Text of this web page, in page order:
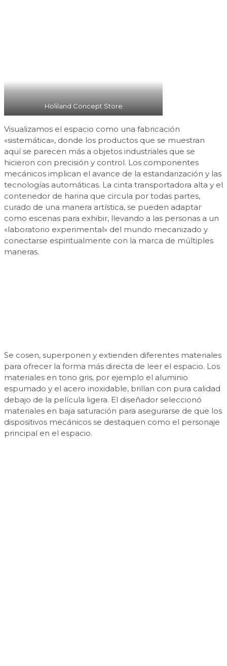
Holiland Concept Store
Visualizamos el espacio como una fabricación
«sistemática», donde los productos que se muestran
aquí se parecen más a objetos industriales que se
hicieron con precisión y control. Los componentes
mecánicos implican el avance de la estandarización y las
tecnologías automáticas. La cinta transportadora alta y el
contenedor de harina que circula por todas partes,
curado de una manera artística, se pueden adaptar
como escenas para exhibir, llevando a las personas a un
«laboratorio experimental» del mundo mecanizado y
conectarse espiritualmente con la marca de múltiples
maneras.
Se cosen, superponen y extienden diferentes materiales
para ofrecer la forma más directa de leer el espacio. Los
materiales en tono gris, por ejemplo el aluminio
espumado y el acero inoxidable, brillan con pura calidad
debajo de la película ligera. El diseñador seleccionó
materiales en baja saturación para asegurarse de que los
dispositivos mecánicos se destaquen como el personaje
principal en el espacio.